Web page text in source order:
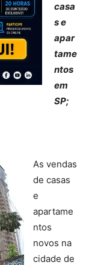
casa
s e
apar
tame
ntos
em
SP;
As vendas
de casas
e
apartame
ntos
novos na
cidade de